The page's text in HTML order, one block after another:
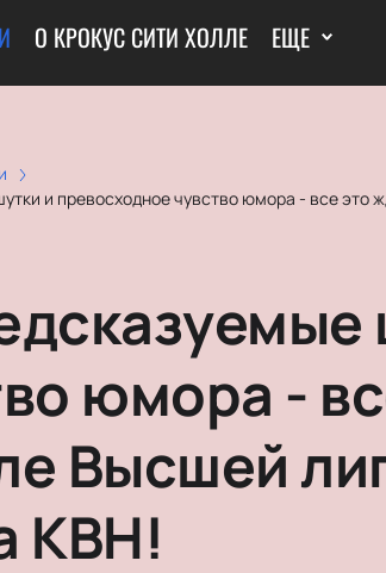
О КРОКУС СИТИ ХОЛЛЕ ЕЩЕ
и превосходное чувство юмора - все
юмора -
Высшей
КВН!